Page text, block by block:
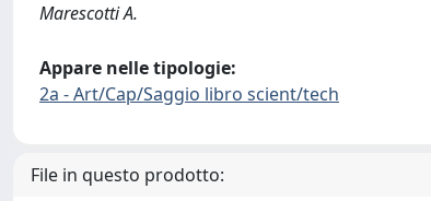
Marescotti A.
Appare nelle tipologie:
2a - Art/Cap/Saggio libro scient/tech
File in questo prodotto: